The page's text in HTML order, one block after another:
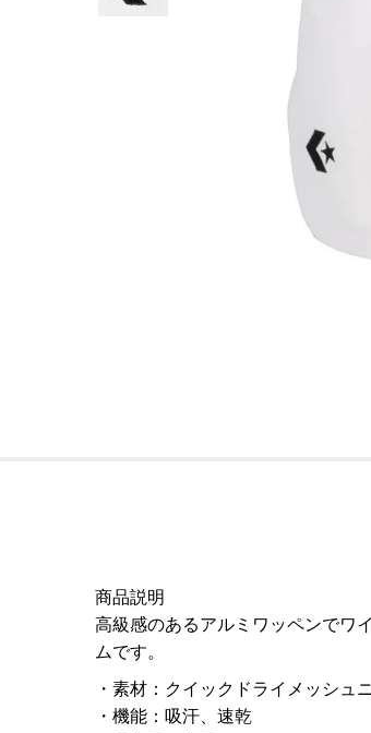
商品説明
高級感のあるアルミワッペンでワ
ムです。
素材 ： クイックドライメッシュ
機能 ： 吸汗、速乾